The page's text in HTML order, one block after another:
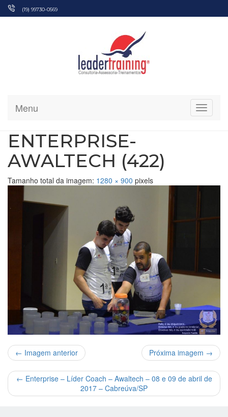
Pular
(19) 99730-0569
Menu
ENTERPRISE-
AWALTECH (422)
Tamanho total da imagem: 1280 × 900 pixels
← Imagem anterior Próxima imagem →
← Enterprise – Líder Coach – Awaltech – 08 e 09 de abril de
2017 – Cabreúva/SP